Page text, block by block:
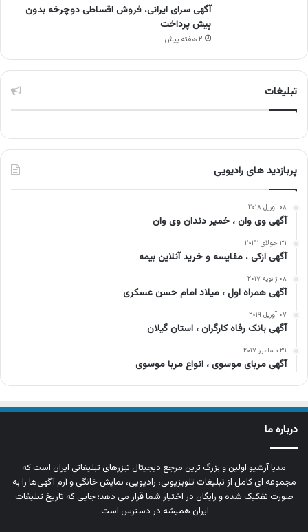
آگهی سرای ایرانی، فروش اقساطی دوچرخه بدون
پیش پرداخت
۲ هفته پیش
تبلیغات
پربازدید های رادیویی
۰۸ آوریل ۲۰۱۸
آگهی وی وان ، خمیر دندان وی وان
۳۱ جولای ۲۰۲۲
آگهی ازکی ، مقایسه و خرید آنلاین بیمه
۰۸ ژانویه ۲۰۱۷
آگهی همراه اول ، میلاد امام حسن عسکری
۰۷ آوریل ۲۰۱۹
آگهی بانک رفاه کارگران ، استان گیلان
۳۱ دسامبر ۲۰۱۷
آگهی مربای موسوی ، انواع مربا موسوی
درباره ما
مدیا آرشیو اولین و بزرگ‌ ترین مرجع دیجیتال تیزرهای تبلیغاتی ایران است که
مجموعه‌ ای کامل از تبلیغات تلویزیونی، رادیویی، نمایش خانگی و آرم‌ آگهی‌ها را به‌
صورت تفکیک‌ شده و رایگان در اختیار شما قرار می‌ دهد؛ جایی که تاریخ تبلیغات
ایران همیشه در دسترس است.